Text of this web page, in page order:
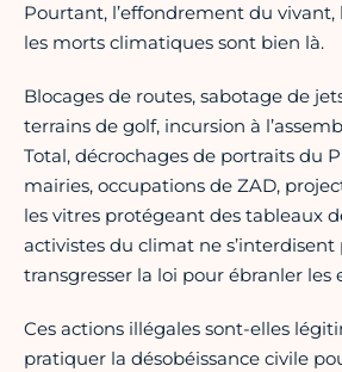
Pourtant, l’effondrement du vivant,
les morts climatiques sont bien là.
Blocages de routes, sabotage de
terrains de golf, incursion à
Total, décrochages de portraits du
mairies, occupations de ZAD,
les vitres protégeant des tableaux
activistes du climat ne s’interdisent
transgresser la loi pour ébranler les
Ces actions illégales sont-elles
pratiquer la désobéissance civile